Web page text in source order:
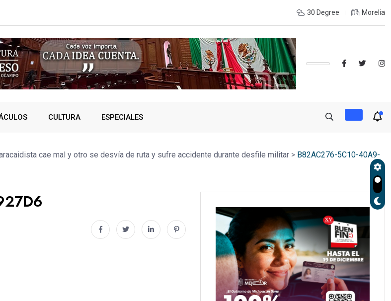
INGRESO SSP fortalece coordinación con autoridades de EE.UU. para reforzar seguridad
30 Degree Morelia
CULTURA ESPECIALES
cae mal y otro se desvía de ruta y sufre accidente durante desfile militar > B82AC276-5C10-40A9-